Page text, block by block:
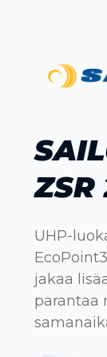
ZSR
UHP-
jakaa
parantaa